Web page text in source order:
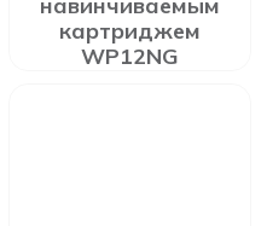
картриджем
WP12NG